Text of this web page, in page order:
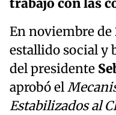
trabajo con las
En noviembre de
estallido social y
del presidente
aprobó el
Estabilizados al